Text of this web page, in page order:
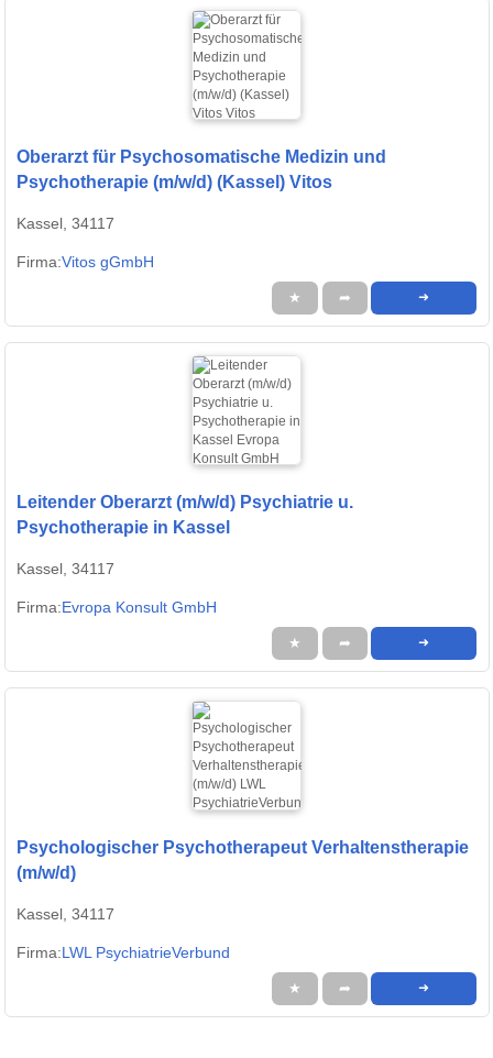
Oberarzt für Psychosomatische Medizin und
Psychotherapie (m/w/d) (Kassel) Vitos
Kassel, 34117
Firma:Vitos gGmbH
★ ➦ ➜
Leitender Oberarzt (m/w/d) Psychiatrie u.
Psychotherapie in Kassel
Kassel, 34117
Firma:Evropa Konsult GmbH
★ ➦ ➜
Psychologischer Psychotherapeut Verhaltenstherapie
(m/w/d)
Kassel, 34117
Firma:LWL PsychiatrieVerbund
★ ➦ ➜